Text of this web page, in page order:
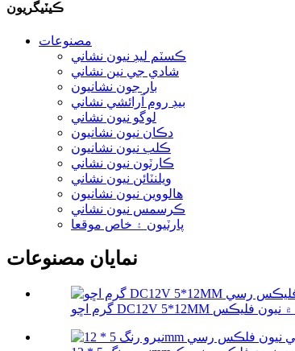
ڪيٽيگريون
مصنوعات
ڪسٽم ليڊ نيون نشاني
شادي جي نين نشاني
بار جون نشانيون
بيڊ روم آرائشي نشاني
لوگو نيون نشاني
دڪان نيون نشانيون
ڪلب نيون نشانيون
ڪارٽون نيون نشاني
ويلنٽائن نيون نشاني
هالووین نيون نشانيون
ڪرسمس نيون نشاني
پارٽيون ۽ خاص موقعا
نمايان مصنوعات